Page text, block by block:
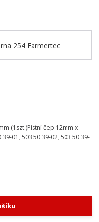
(1szt.)Pístní čep 12mm x
01, 503 50 39-02, 503 50 39-